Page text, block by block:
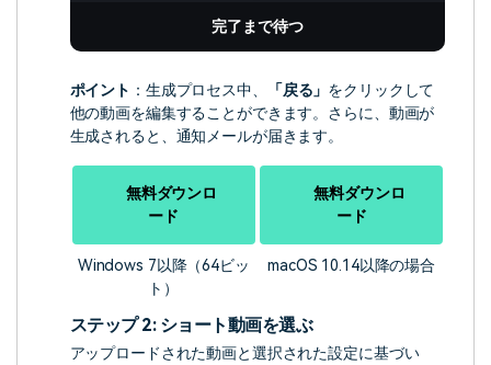
完了まで待つ
ポイント ：生成プロセス中、 「戻る」 をクリックして
他の動画を編集することができます。さらに、動画が
生成されると、通知メールが届きます。
無料ダウンロ
ード
Windows 7以降（64ビッ
ト）
無料ダウンロ
ード
macOS 10.14以降の場合
ステップ 2: ショート動画を選ぶ
アップロードされた動画と選択された設定に基づい